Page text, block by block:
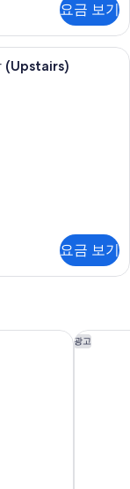
요금 보기
사이즈침대 1개, 수영
(Upstairs)
요금 보기
광고
더 웨스